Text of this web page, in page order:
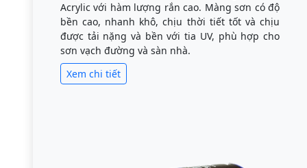
Acrylic với hàm lượng rắn cao. Màng sơn có độ
bền cao, nhanh khô, chịu thời tiết tốt và chịu
được tải nặng và bền với tia UV, phù hợp cho
sơn vạch đường và sàn nhà.
Xem chi tiết